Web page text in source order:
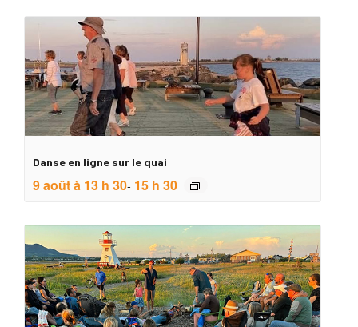
Danse en ligne sur le quai
9 août à 13 h 30- 15 h 30